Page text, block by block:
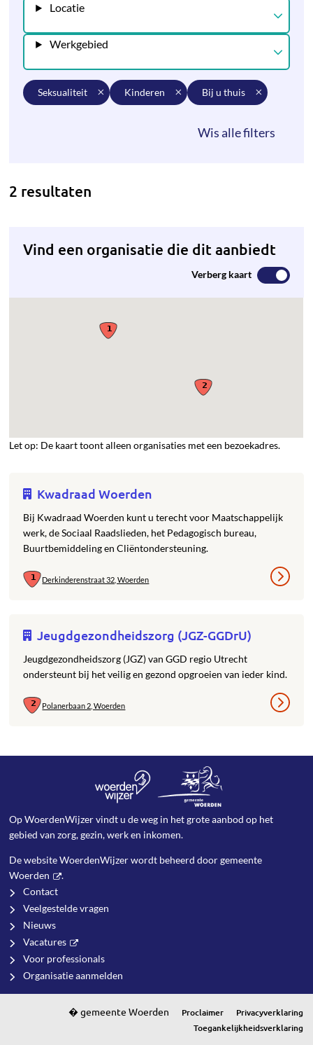
Locatie
Werkgebied
seksualiteit kinderen bij u thuis
2 resultaten
Vind een organisatie die dit aanbiedt
Verberg kaart
Let op: De kaart toont alleen organisaties met een bezoekadres.
Kwadraad Woerden
Bij Kwadraad Woerden kunt u terecht voor Maatschappelijk
werk, de Sociaal Raadslieden, het Pedagogisch bureau,
Buurtbemiddeling en Cliëntondersteuning.
Derkinderenstraat 32, Woerden
Jeugdgezondheidszorg (JGZ-GGDrU)
Jeugdgezondheidszorg (JGZ) van GGD regio Utrecht
ondersteunt bij het veilig en gezond opgroeien van ieder kind.
Polanerbaan 2, Woerden
Op WoerdenWijzer vindt u de weg in het grote aanbod op het
gebied van zorg, gezin, werk en inkomen.
De website WoerdenWijzer wordt beheerd doorgemeente
Woerden
.
Contact
Veelgestelde vragen
Nieuws
Vacatures
Voor professionals
Organisatie aanmelden
Proclaimer
Privacyverklaring
Toegankelijkheidsverklaring